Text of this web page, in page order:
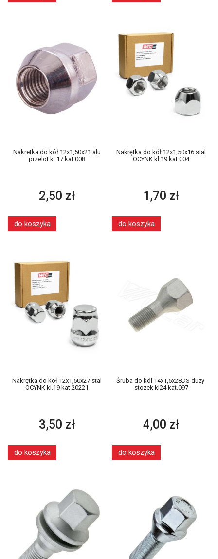
Nakretka do kół 12x1,50x21 alu
przelot kl.17 kat.008
2,50 zł
do koszyka
Nakrętka do kół 12x1,50x16 stal
OCYNK kl.19 kat.004
1,70 zł
do koszyka
Nakrętka do kół 12x1,50x27 stal
OCYNK kl.19 kat.20221
3,50 zł
do koszyka
Śruba do kól 14x1,5x28DS duży-
stożek kl24 kat.097
4,00 zł
do koszyka